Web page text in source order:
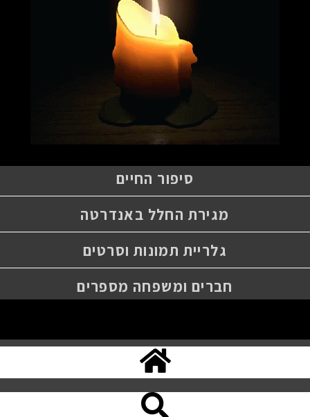
סיפור החיים
מגירת החלל באנדרטה
גלריית תמונות וסרטים
חברים ומשפחה מספרים